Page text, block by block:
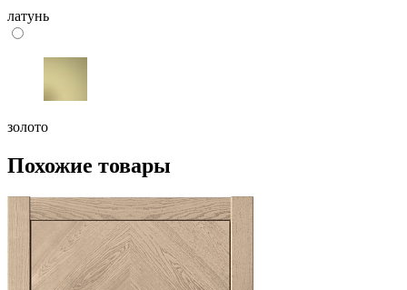
латунь
золото
Похожие товары